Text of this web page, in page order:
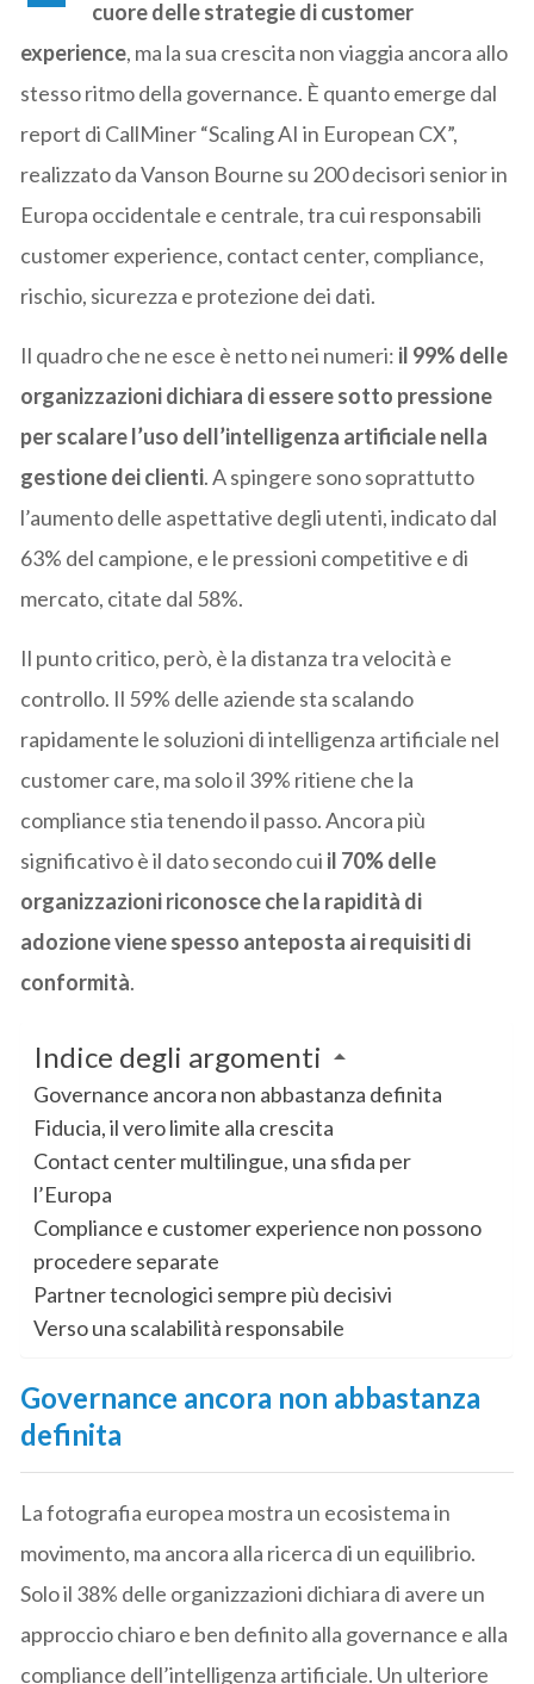
cuore delle strategie di customer
experience, ma la sua crescita non viaggia ancora allo
stesso ritmo della governance. È quanto emerge dal
report di CallMiner “Scaling AI in European CX”,
realizzato da Vanson Bourne su 200 decisori senior in
Europa occidentale e centrale, tra cui responsabili
customer experience, contact center, compliance,
rischio, sicurezza e protezione dei dati.
Il quadro che ne esce è netto nei numeri: il 99% delle
organizzazioni dichiara di essere sotto pressione
per scalare l’uso dell’intelligenza artificiale nella
gestione dei clienti. A spingere sono soprattutto
l’aumento delle aspettative degli utenti, indicato dal
63% del campione, e le pressioni competitive e di
mercato, citate dal 58%.
Il punto critico, però, è la distanza tra velocità e
controllo. Il 59% delle aziende sta scalando
rapidamente le soluzioni di intelligenza artificiale nel
customer care, ma solo il 39% ritiene che la
compliance stia tenendo il passo. Ancora più
significativo è il dato secondo cui il 70% delle
organizzazioni riconosce che la rapidità di
adozione viene spesso anteposta ai requisiti di
conformità.
Indice degli argomenti
Governance ancora non abbastanza definita
Fiducia, il vero limite alla crescita
Contact center multilingue, una sfida per
l’Europa
Compliance e customer experience non possono
procedere separate
Partner tecnologici sempre più decisivi
Verso una scalabilità responsabile
Governance ancora non abbastanza
definita
La fotografia europea mostra un ecosistema in
movimento, ma ancora alla ricerca di un equilibrio.
Solo il 38% delle organizzazioni dichiara di avere un
approccio chiaro e ben definito alla governance e alla
compliance dell’intelligenza artificiale. Un ulteriore